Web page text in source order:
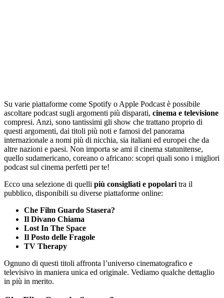
Su varie piattaforme come Spotify o Apple Podcast è possibile
ascoltare podcast sugli argomenti più disparati, cinema e televisione
compresi. Anzi, sono tantissimi gli show che trattano proprio di
questi argomenti, dai titoli più noti e famosi del panorama
internazionale a nomi più di nicchia, sia italiani ed europei che da
altre nazioni e paesi. Non importa se ami il cinema statunitense,
quello sudamericano, coreano o africano: scopri quali sono i migliori
podcast sul cinema perfetti per te!
Ecco una selezione di quelli più consigliati e popolari tra il
pubblico, disponibili su diverse piattaforme online:
Che Film Guardo Stasera?
Il Divano Chiama
Lost In The Space
Il Posto delle Fragole
TV Therapy
Ognuno di questi titoli affronta l’universo cinematografico e
televisivo in maniera unica ed originale. Vediamo qualche dettaglio
in più in merito.